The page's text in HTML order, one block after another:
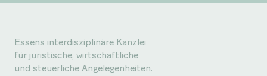
Essens interdisziplinäre Kanzlei
für juristische, wirtschaftliche
und steuerliche Angelegenheiten.